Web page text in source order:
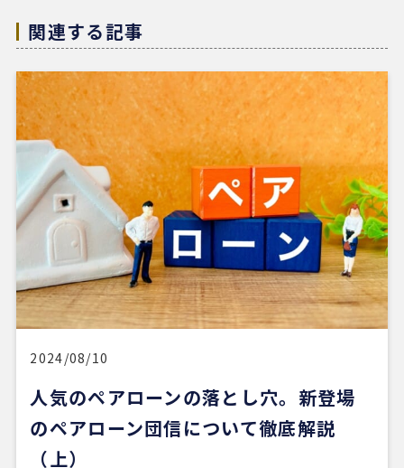
ています。知人にも自信を持って紹介できる不動産
会社様です。
4 か月前
REDSは、自分でSUUMOなどを使って物件検索がで
きる人にはおすすめだと感じました。
他の不動産会社にも行きましたが、こちらの希望に
寄り添うというより、不動産会社側が売りたい物件
を勧められているように感じることもありました。
その点、REDSは自分で見つけた物件を軸に進めや
すいのがよかったです。
一方で、自分が望む物件像がまだ明確でない人や、
うまく検索できない人にとっては、REDSだけで良
い物件に出会うのは少し難しいかもしれません。
ただ、そういう場合でも、結局は良い不動産会社や
くいと思います。
安い買い物ではないので、まずは自分でもいろいろ
関連する記事
2024/08/10
人気のペアローンの落とし穴。新登場
のペアローン団信について徹底解説
（上）